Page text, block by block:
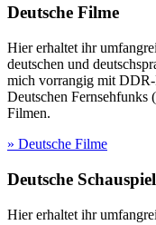
Deutsche Filme
Hier erhaltet ihr
deutschen und
mich vorrangig mit
Deutschen Fernsehfunks
Filmen.
» Deutsche Filme
Deutsche
Hier erhaltet ihr